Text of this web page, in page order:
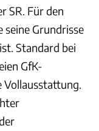
SR. Für den
Grundrisse
Standard bei
GfK-
Vollausstattung.